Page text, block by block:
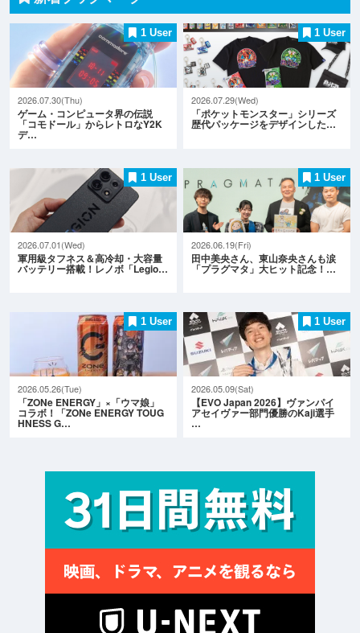
1 User
2026.07.30(Thu)
ゲーム・コンピュータ界の伝説
「コモドール」からレトロなY2K
デ…
1 User
2026.07.29(Wed)
「ポケットモンスター」シリーズ
歴代パッケージをデザインした…
1 User
2026.07.01(Wed)
軍用級タフネス＆高冷却・大容量
バッテリー搭載！レノボ「Legio…
1 User
2026.06.19(Fri)
田中美央さん、東山奈央さんも涙
「プラグマタ」大ヒット記念！…
1 User
2026.05.26(Tue)
「ZONe ENERGY」×「ウマ娘」
コラボ！「ZONe ENERGY TOUG
HNESS G…
1 User
2026.05.09(Sat)
【EVO Japan 2026】ヴァンパイ
アセイヴァー部門優勝のKaji選手
…